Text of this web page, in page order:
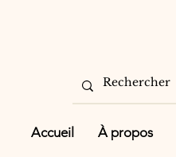
Accueil À propos